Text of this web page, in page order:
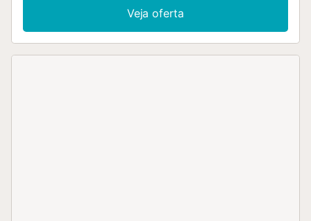
bem como uma máquina de secar roupa. Um berço e uma
cadeira alta também estão disponíveis. O edifício em que
o alojamento está localizado tem um elevador. Este
Veja oferta